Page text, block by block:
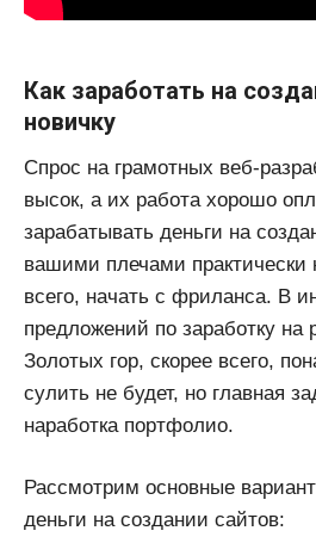
Как заработать на
новичку
Спрос на грамотных веб-
высок, а их работа хорошо
зарабатывать деньги на
вашими плечами практически
всего, начать с фриланса. В
предложений по заработку на
Золотых гор, скорее всего,
сулить не будет, но главная
наработка портфолио.
Рассмотрим основные
деньги на создании сайтов: